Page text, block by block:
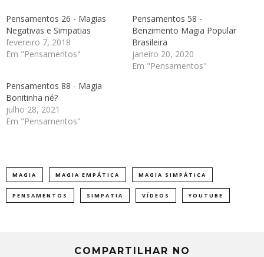
Pensamentos 26 - Magias
Negativas e Simpatias
fevereiro 7, 2018
Em "Pensamentos"
Pensamentos 58 -
Benzimento Magia Popular
Brasileira
janeiro 20, 2020
Em "Pensamentos"
Pensamentos 88 - Magia
Bonitinha né?
julho 28, 2021
Em "Pensamentos"
MAGIA MAGIA EMPÁTICA MAGIA SIMPÁTICA
PENSAMENTOS SIMPATIA VÍDEOS YOUTUBE
COMPARTILHAR NO